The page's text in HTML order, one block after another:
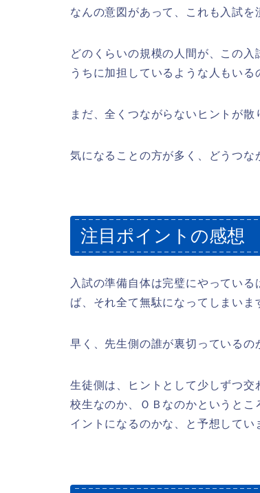
なんの意図があって、これも入試を
どのくらいの規模の人間が、この
うちに加担しているような人もいる
まだ、全くつながらないヒントが散
気になることの方が多く、どうつな
注目ポイントの感想
入試の準備自体は完璧にやってい
ば、それ全て無駄になってしまいま
早く、先生側の誰が裏切っているの
生徒側は、ヒントとして少しずつ
校生なのか、ＯＢなのかというと
イントになるのかな、と予想してい